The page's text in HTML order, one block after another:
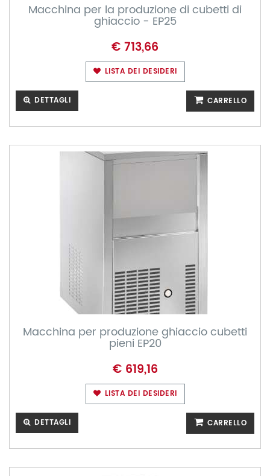
Macchina per la produzione di cubetti di
ghiaccio - EP25
€ 713,66
LISTA DEI DESIDERI
DETTAGLI CARRELLO
Macchina per produzione ghiaccio cubetti
pieni EP20
€ 619,16
LISTA DEI DESIDERI
DETTAGLI CARRELLO